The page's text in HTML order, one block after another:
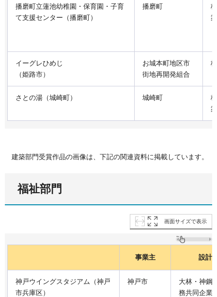
播磨町立蓮池幼稚園・保育園・子育
て支援センター（播磨町）
播磨町
イーグレひめじ
（姫路市）
お城本町地区市
街地再開発組合
さとの湯（城崎町） 城崎町
建築部門受賞作品の画像は、下記の関連資料に掲載しています。
福祉部門
画面サイズで表示
事業主 設計
神戸ウイングスタジアム（神戸
市兵庫区）
神戸市
大林・神鋼
務共同企業